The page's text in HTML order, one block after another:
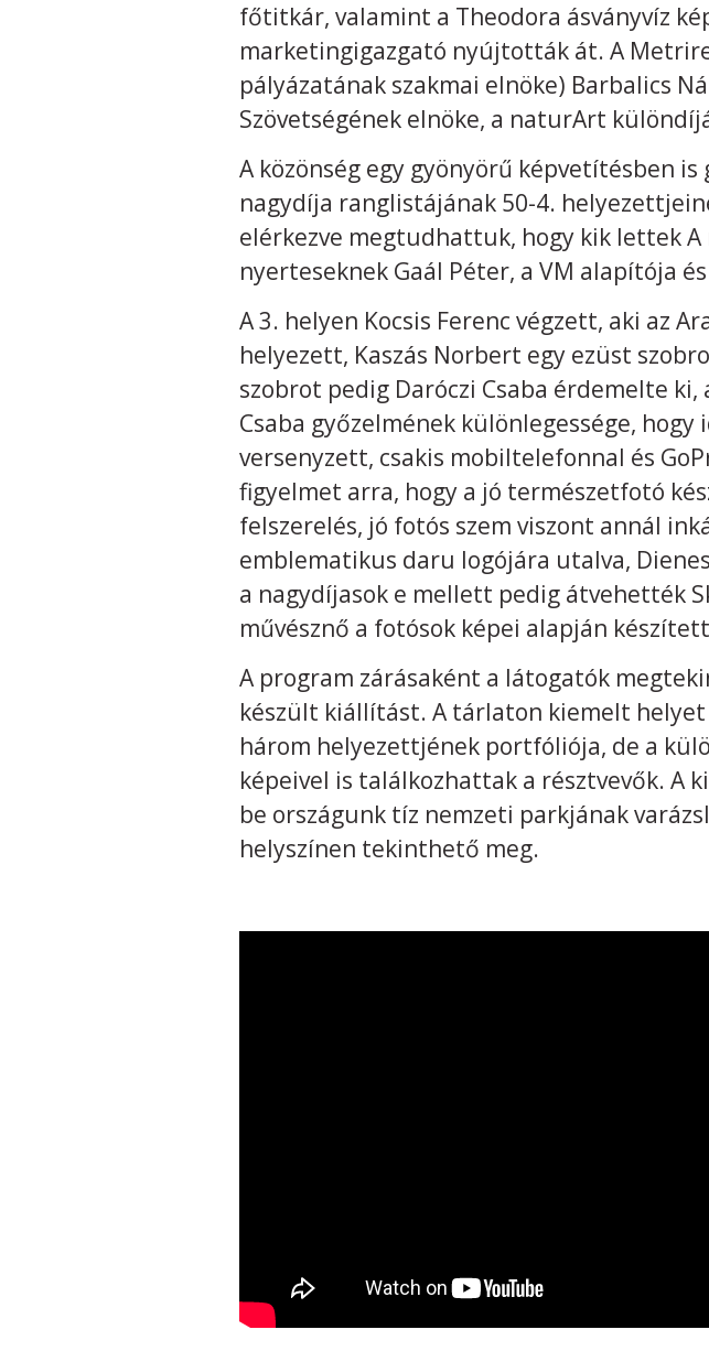
főtitkár, valamint a Theodora ásványvíz
marketingigazgató nyújtották át. A
pályázatának szakmai elnöke) Barbalics
Szövetségének elnöke, a naturArt
A közönség egy gyönyörű képvetítésben
nagydíja ranglistájának 50-4.
elérkezve megtudhattuk, hogy kik lettek
nyerteseknek Gaál Péter, a VM alapítója
A 3. helyen Kocsis Ferenc végzett, aki az
helyezett, Kaszás Norbert egy ezüst
szobrot pedig Daróczi Csaba érdemelte
Csaba győzelmének különlegessége,
versenyzett, csakis mobiltelefonnal és
figyelmet arra, hogy a jó természetfotó
felszerelés, jó fotós szem viszont annál
emblematikus daru logójára utalva,
a nagydíjasok e mellett pedig átvehették
művésznő a fotósok képei alapján
A program zárásaként a látogatók
készült kiállítást. A tárlaton kiemelt
három helyezettjének portfóliója, de a
képeivel is találkozhattak a résztvevők.
be országunk tíz nemzeti parkjának
helyszínen tekinthető meg.